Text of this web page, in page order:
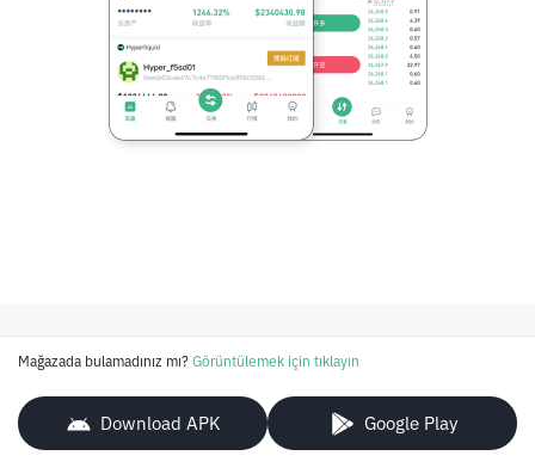
Mağazada bulamadınız mı? Görüntülemek için tıklayın
Download APK Google Play